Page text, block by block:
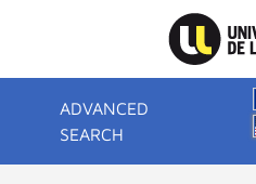
ADVANCED
SEARCH